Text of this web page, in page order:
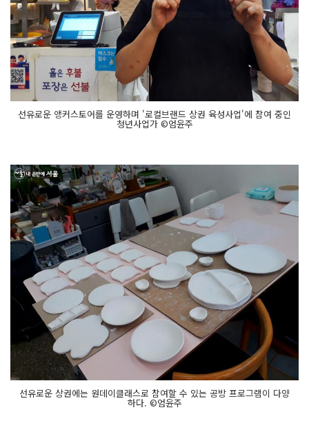
선유로운 앵커스토어를 운영하며 '로컬브랜드 상권 육성사업'에 참여 중인
청년사업가 ©엄윤주
선유로운 상권에는 원데이클래스로 참여할 수 있는 공방 프로그램이 다양
하다. ©엄윤주